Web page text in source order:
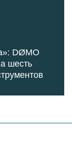
DØMO
шесть